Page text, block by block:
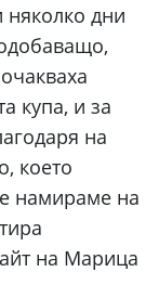
няколко дни
купа, и за
на
което
намираме на
на Марица